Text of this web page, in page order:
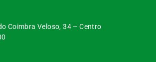
Coimbra Veloso, 34 – Centro